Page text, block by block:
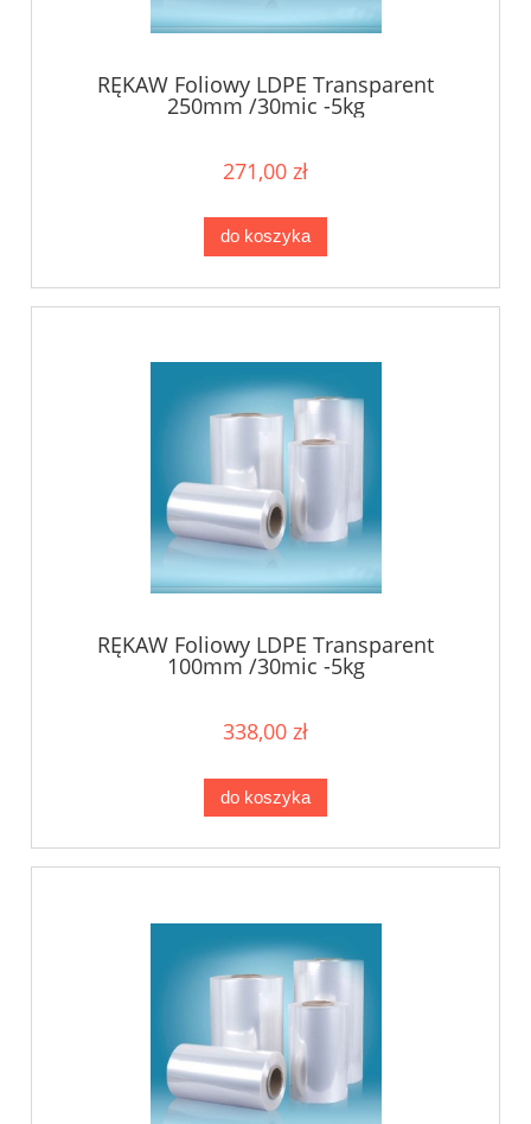
RĘKAW Foliowy LDPE Transparent
250mm /30mic -5kg
271,00 zł
do koszyka
RĘKAW Foliowy LDPE Transparent
100mm /30mic -5kg
338,00 zł
do koszyka